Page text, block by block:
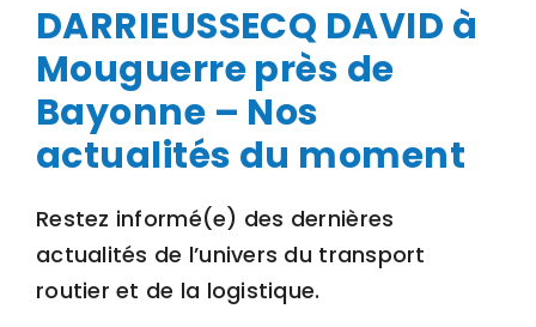
DARRIEUSSECQ DAVID à
Mouguerre près de
Bayonne – Nos
actualités du moment
Restez informé(e) des dernières
actualités de l’univers du transport
routier et de la logistique.